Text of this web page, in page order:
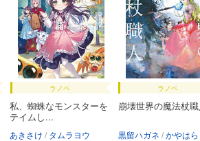
ラノベ
私、蜘蛛なモンスターを
テイムし...
あきさけ タムラヨウ
ラノベ
崩壊世界の魔法杖
黒留ハガネ かやはら